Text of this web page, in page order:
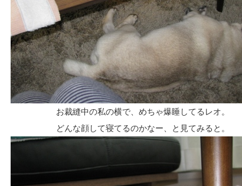
お裁縫中の私の横で、めちゃ爆睡してるレオ。
どんな顔して寝てるのかなー、と見てみると。